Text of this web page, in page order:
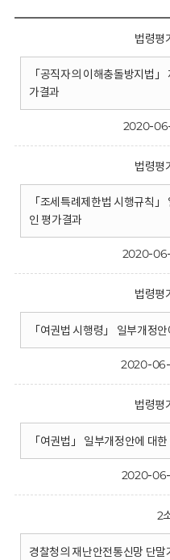
법령평
「공직자의 이해충돌방지법
가결과
2020-
법령평
「조세특례제한법 시행규칙
인 평가결과
2020-
법령평
「여권법 시행령」 일부개정
2020-
법령평
「여권법」 일부개정안에 대
2020-
2
경찰청의 재난안전통신망 단